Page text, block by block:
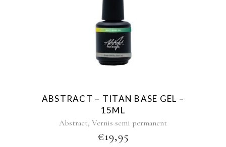
ABSTRACT – TITAN BASE GEL –
15ML
Abstract, Vernis semi permanent
€19,95